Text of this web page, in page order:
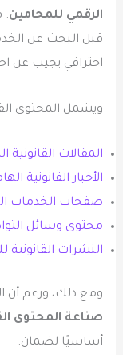
الرقمي للمحامين.
قبل البحث عن
احترافي يجيب عن
ويشمل المحتوى
المقالات
الأخبار القانونية
صفحات الخدمات
محتوى وسائل
النشرات القانونية
ومع ذلك، ورغم أن
صناعة المحتوى
أساسيًا لضمان: